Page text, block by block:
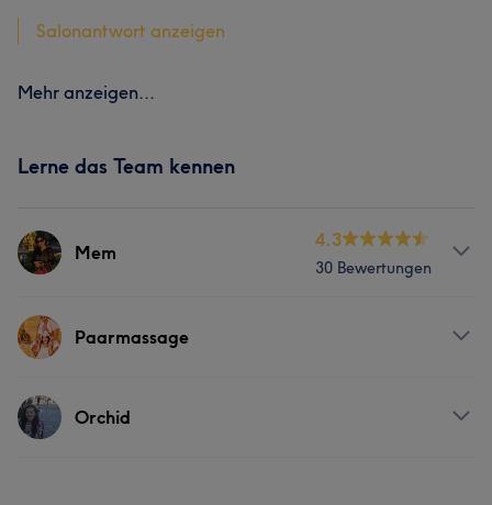
Salonantwort anzeigen
Mehr anzeigen...
Lerne das Team kennen
Mem
4.3
30 Bewertungen
Services
Haarentfernung
Paarmassage
ServicesOrchid